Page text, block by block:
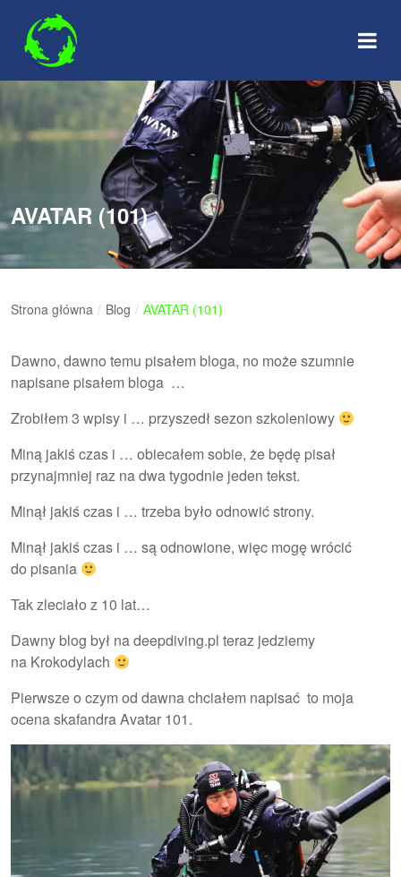
content
AVATAR (101)
Strona główna / Blog / AVATAR (101)
Dawno, dawno temu pisałem bloga, no może szumnie
napisane pisałem bloga …
Zrobiłem 3 wpisy i … przyszedł sezon szkoleniowy
Miną jakiś czas i … obiecałem sobie, że będę pisał
przynajmniej raz na dwa tygodnie jeden tekst.
Minął jakiś czas i … trzeba było odnowić strony.
Minął jakiś czas i … są odnowione, więc mogę wrócić
do pisania
Tak zleciało z 10 lat…
Dawny blog był na deepdiving.pl teraz jedziemy
na Krokodylach
Pierwsze o czym od dawna chciałem napisać to moja
ocena skafandra Avatar 101.